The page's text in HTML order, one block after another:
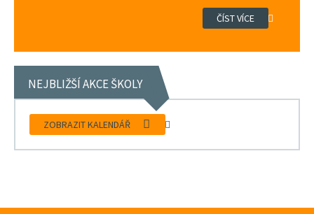
ČÍST VÍCE
NEJBLIŽŠÍ AKCE ŠKOLY
ZOBRAZIT KALENDÁŘ